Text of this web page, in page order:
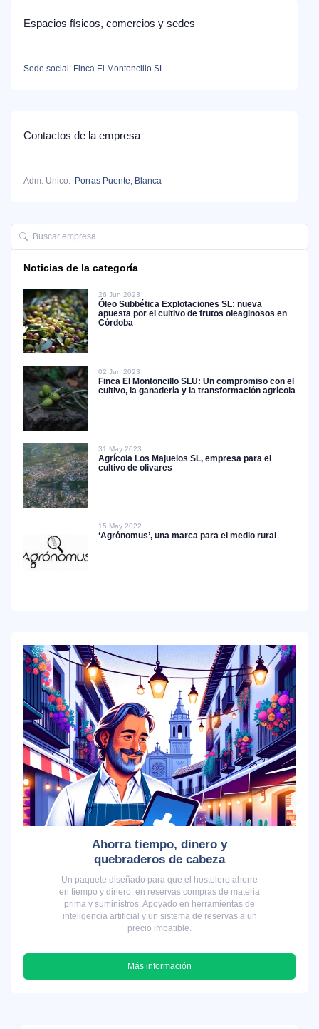
Espacios físicos, comercios y sedes
Sede social: Finca El Montoncillo SL
Contactos de la empresa
Adm. Unico: Porras Puente, Blanca
Noticias de la categoría
26 Jun 2023
Óleo Subbética Explotaciones SL: nueva
apuesta por el cultivo de frutos oleaginosos en
Córdoba
02 Jun 2023
Finca El Montoncillo SLU: Un compromiso con el
cultivo, la ganadería y la transformación agrícola
31 May 2023
Agrícola Los Majuelos SL, empresa para el
cultivo de olivares
15 May 2022
‘Agrónomus’, una marca para el medio rural
Ahorra tiempo, dinero y
quebraderos de cabeza
Un paquete diseñado para que el hostelero ahorre
en tiempo y dinero, en reservas compras de materia
prima y suministros. Apoyado en herramientas de
inteligencia artificial y un sistema de reservas a un
precio imbatible.
Más información